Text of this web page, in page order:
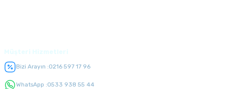
Bizi Arayın :0216 597 17 96
WhatsApp :0533 938 55 44